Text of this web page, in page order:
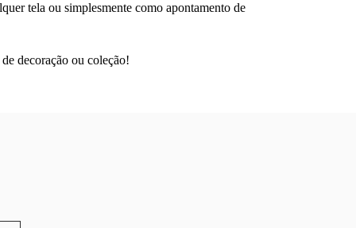
tela ou simplesmente como apontamento de
decoração ou coleção!